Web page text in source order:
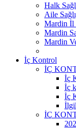
Halk
Aile
Mardin İl
Mardin
Mardin
İç Kontrol
İÇ
İç
İç
İç
İÇ